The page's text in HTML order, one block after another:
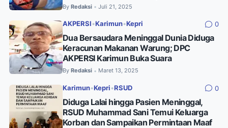
By Redaksi • Juli 21, 2025
AKPERSI •Karimun•Kepri 0
Dua Bersaudara Meninggal Dunia Diduga
Keracunan Makanan Warung; DPC
AKPERSI Karimun Buka Suara
By Redaksi • Maret 13, 2025
Karimun•Kepri •RSUD 0
Diduga Lalai hingga Pasien Meninggal,
RSUD Muhammad Sani Temui Keluarga
Korban dan Sampaikan Permintaan Maaf